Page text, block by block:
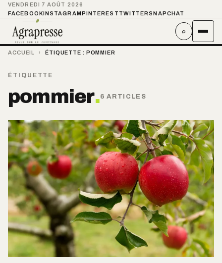
VENDREDI 7 AOÛT 2026
FACEBOOKINSTAGRAMPINTEREST TWITTER SNAPCHAT
⌕
ACCUEIL › ÉTIQUETTE : POMMIER
ÉTIQUETTE
pommier.6 ARTICLES